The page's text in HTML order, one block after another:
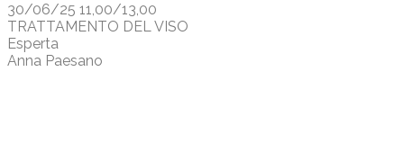
30/06/25 11,00/13,00
TRATTAMENTO DEL VISO
Esperta
Anna Paesano